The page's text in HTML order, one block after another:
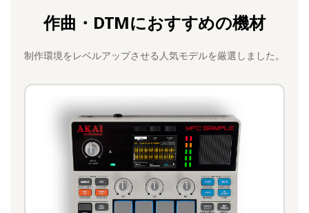
作曲・DTMにおすすめの機材
制作環境をレベルアップさせる人気モデルを厳選しました。